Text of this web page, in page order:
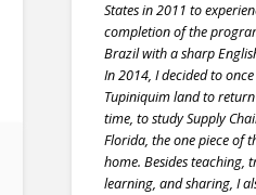
States in 2011 to
completion of the
Brazil with a sharp
In 2014, I decided to
Tupiniquim land to return
time, to study Supply
Florida, the one piece of
home. Besides teaching,
learning, and sharing, I